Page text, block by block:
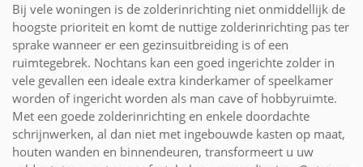
Bij vele woningen is de zolderinrichting niet onmiddellijk de
hoogste prioriteit en komt de nuttige zolderinrichting pas ter
sprake wanneer er een gezinsuitbreiding is of een
ruimtegebrek. Nochtans kan een goed ingerichte zolder in
vele gevallen een ideale extra kinderkamer of speelkamer
worden of ingericht worden als man cave of hobbyruimte.
Met een goede zolderinrichting en enkele doordachte
schrijnwerken, al dan niet met ingebouwde kasten op maat,
houten wanden en binnendeuren, transformeert u uw